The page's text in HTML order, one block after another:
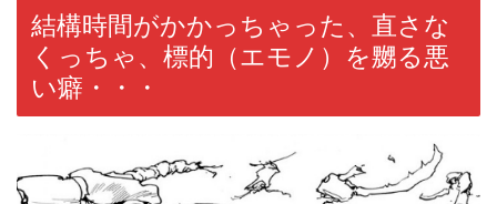
結構時間がかかっちゃった、直さな
くっちゃ、標的（エモノ）を嬲る悪
い癖・・・